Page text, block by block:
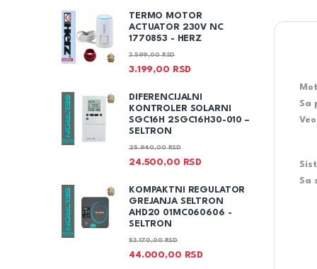
Sa
Sa
TERMO MOTOR
ACTUATOR 230V NC
1770853 - HERZ
3.199,00 RSD
3.599,00RSD
DIFERENCIJALNI
KONTROLER SOLARNI
SGC16H 2SGC16H30-010 –
SELTRON
24.500,00 RSD
25.940,00RSD
KOMPAKTNI REGULATOR
GREJANJA SELTRON
AHD20 01MC060606 -
SELTRON
44.000,00 RSD
53.170,00RSD